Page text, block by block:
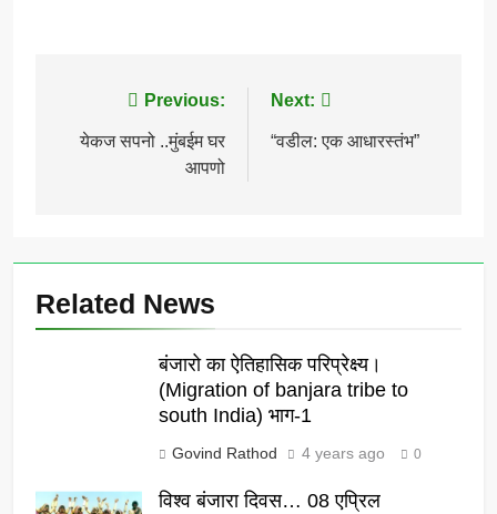
navigation
Previous:
येकज सपनो ..मुंबईम घर
आपणो
Next:
“वडील: एक आधारस्तंभ”
Related News
बंजारो का ऐतिहासिक परिप्रेक्ष्य।
(Migration of banjara tribe to
south India) भाग-1
Govind Rathod 4 years ago 0
विश्व बंजारा दिवस… 08 एप्रिल